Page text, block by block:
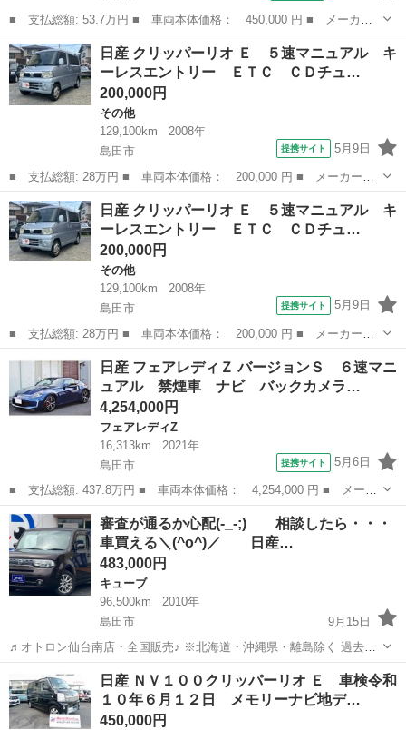
■ 支払総額: 53.7万円 ■ 車両本体価格： 450,000 円 ■ メーカー
名： 日産 ■ 車種名： ＮＶ１００クリッパーリオ ■ グレード
名： Ｅ 車検令和１０年６月１２日 メモリーナビ地デジフルセグ
ＴＶ バックカ...
静岡 島田市 その他
日産 クリッパーリオ Ｅ ５速マニュアル キ
ーレスエントリー ＥＴＣ ＣＤチュ…
200,000円
その他
129,100km
2008年
島田市
提携サイト 5月9日
■ 支払総額: 28万円 ■ 車両本体価格： 200,000 円 ■ メーカー
名： 日産 ■ 車種名： クリッパーリオ ■ グレード名： Ｅ ５
速マニュアル キーレスエントリー ＥＴＣ ＣＤチューナー エア
コン パワステ ...
静岡 島田市 その他
日産 クリッパーリオ Ｅ ５速マニュアル キ
ーレスエントリー ＥＴＣ ＣＤチュ…
200,000円
その他
129,100km
2008年
島田市
提携サイト 5月9日
■ 支払総額: 28万円 ■ 車両本体価格： 200,000 円 ■ メーカー
名： 日産 ■ 車種名： クリッパーリオ ■ グレード名： Ｅ ５
速マニュアル キーレスエントリー ＥＴＣ ＣＤチューナー エア
コン パワステ ...
静岡 島田市 その他
日産 フェアレディＺ バージョンＳ ６速マニ
ュアル 禁煙車 ナビ バックカメラ…
4,254,000円
フェアレディZ
16,313km
2021年
島田市
提携サイト 5月6日
■ 支払総額: 437.8万円 ■ 車両本体価格： 4,254,000 円 ■ メーカ
ー名： 日産 ■ 車種名： フェアレディＺ ■ グレード名： バー
ジョンＳ ６速マニュアル 禁煙車 ナビ バックカメラ Ｂｌｕｅ
ｔｏｏｔ...
静岡 島田市 フェアレディZ
審査が通るか心配(-_-;) 相談したら・・・
車買える＼(^o^)／ 日産…
483,000円
キューブ
96,500km
2010年
島田市
9月15日
♬オトロン仙台南店・全国販売♪ ※北海道・沖縄県・離島除く 過去に
いろいろありまして・・・(>_<) 大丈夫!!! 相談してみよう!!!
日産☆キューブ ・バックカメラ ...
島田市 キューブ オトロン
日産 ＮＶ１００クリッパーリオ Ｅ 車検令和
１０年６月１２日 メモリーナビ地デ…
450,000円